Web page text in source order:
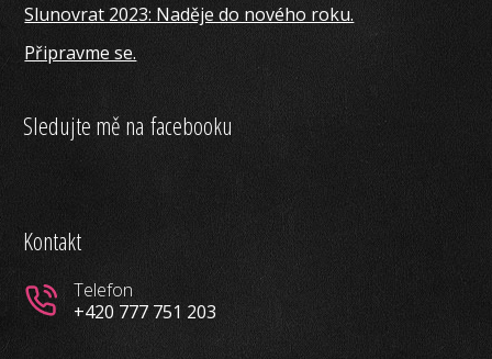
Slunovrat 2023: Naděje do nového roku.
Připravme se.
Sledujte mě na facebooku
Kontakt
Telefon
+420 777 751 203